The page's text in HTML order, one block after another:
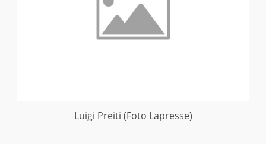
Luigi Preiti (Foto Lapresse)